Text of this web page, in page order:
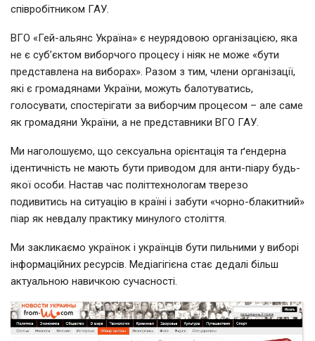
співробітником ГАУ.
ВГО «Гей-альянс Україна» є неурядовою організацією, яка
не є суб’єктом виборчого процесу і ніяк не може «бути
представлена на виборах». Разом з тим, члени організації,
які є громадянами України, можуть балотуватись,
голосувати, спостерігати за виборчим процесом – але саме
як громадяни України, а не представники ВГО ГАУ.
Ми наголошуємо, що сексуальна орієнтація та ґендерна
ідентичність не мають бути приводом для анти-піару будь-
якої особи. Настав час політтехнологам тверезо
подивитись на ситуацію в країні і забути «чорно-блакитний»
піар як невдалу практику минулого століття.
Ми закликаємо українок і українців бути пильними у виборі
інформаційних ресурсів. Медіагігієна стає дедалі більш
актуальною навичкою сучасності.